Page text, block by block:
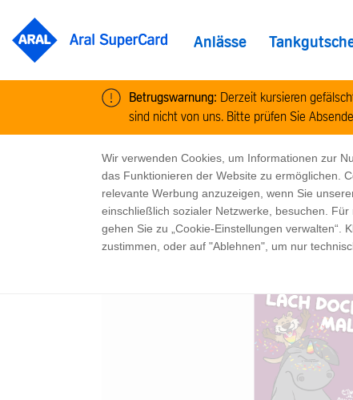
Anlässe
Cookie-Informationen
Wir verwenden Cookies, um Informationen zur
das Funktionieren der Website zu ermöglichen.
relevante Werbung anzuzeigen, wenn Sie
einschließlich sozialer Netzwerke, besuchen.
gehen Sie zu „Cookie-Einstellungen verwalten“.
zustimmen, oder auf "Ablehnen", um nur
Betrugswarnung: Derzeit kursieren
sind nicht von uns. Bitte prüfen Sie
/ Shop / Sammelkarten /